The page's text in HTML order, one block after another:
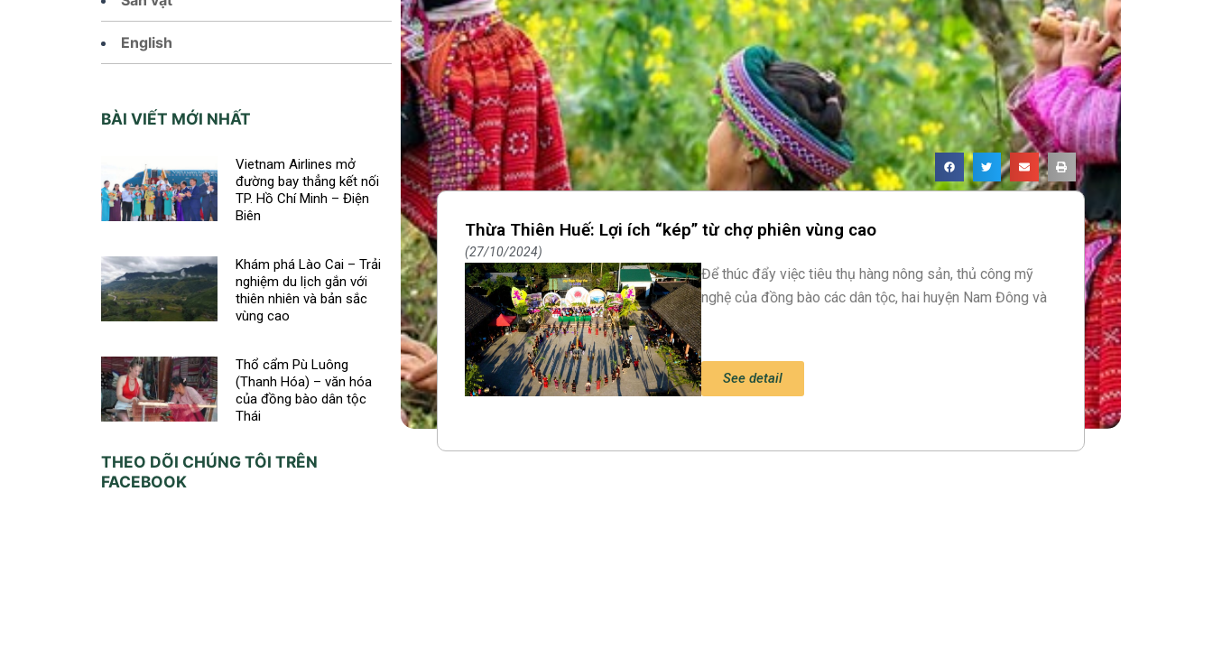
English
BÀI VIẾT MỚI NHẤT
Vietnam Airlines mở
đường bay thẳng kết nối
TP. Hồ Chí Minh – Điện
Biên
Khám phá Lào Cai – Trải
nghiệm du lịch gắn với
thiên nhiên và bản sắc
vùng cao
Thổ cẩm Pù Luông
(Thanh Hóa) – văn hóa
của đồng bào dân tộc
Thái
THEO DÕI CHÚNG TÔI TRÊN
FACEBOOK
Thừa Thiên Huế: Lợi ích “kép” từ chợ phiên vùng cao
27/10/2024
Để thúc đẩy việc tiêu thụ hàng nông sản, thủ công mỹ
nghệ của đồng bào các dân tộc, hai huyện Nam Đông và
See detail